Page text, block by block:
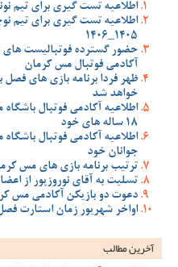
اطلاعیه تست گیری برای تیم
اطلاعیه تست گیری برای تیم
1405_1406
حضور گسترده فوتبالیست
آکادمی فوتبال مس کرمان
ظهر فردا برنامه بازی های
خواهد شد
اطلاعیه آکادمی فوتبال
18 ساله های خود
اطلاعیه آکادمی فوتبال
جوانان خود
ترتیب برنامه بازی های مس
تسلیت به آقای نوروزپور از
دعوت دو بازیکن آکادمی مس
اواخر شهریور زمان استارت
آخرین مطالب